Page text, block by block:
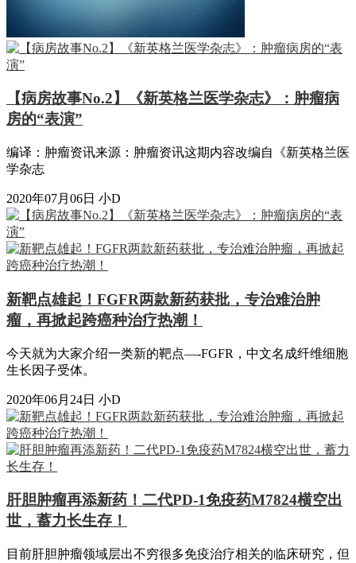
【病房故事No.2】《新英格兰医学杂志》：肿瘤病
房的“表演”
编译：肿瘤资讯来源：肿瘤资讯这期内容改编自《新英格兰医
学杂志
2020年07月06日 小D
新靶点雄起！FGFR两款新药获批，专治难治肿
瘤，再掀起跨癌种治疗热潮！
今天就为大家介绍一类新的靶点—-FGFR，中文名成纤维细胞
生长因子受体。
2020年06月24日 小D
肝胆肿瘤再添新药！二代PD-1免疫药M7824横空出
世，蓄力长生存！
目前肝胆肿瘤领域层出不穷很多免疫治疗相关的临床研究，但